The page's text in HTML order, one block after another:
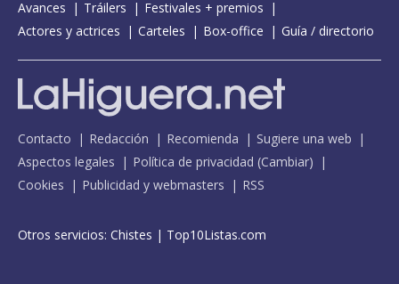
Avances
Tráilers
Festivales + premios
Actores y actrices
Carteles Box-office Guía / directorio
Contacto Redacción Recomienda
Sugiere una web
Aspectos legales
Política de privacidad (Cambiar)
Cookies
Publicidad y webmasters RSS
Otros servicios: Chistes | Top10Listas.com